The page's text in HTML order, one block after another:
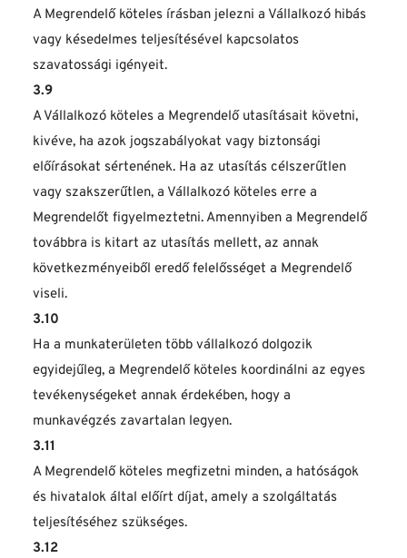
A Megrendelő köteles írásban jelezni a Vállalkozó hibás
vagy késedelmes teljesítésével kapcsolatos
szavatossági igényeit.
3.9
A Vállalkozó köteles a Megrendelő utasításait követni,
kivéve, ha azok jogszabályokat vagy biztonsági
előírásokat sértenének. Ha az utasítás célszerűtlen
vagy szakszerűtlen, a Vállalkozó köteles erre a
Megrendelőt figyelmeztetni. Amennyiben a Megrendelő
továbbra is kitart az utasítás mellett, az annak
következményeiből eredő felelősséget a Megrendelő
viseli.
3.10
Ha a munkaterületen több vállalkozó dolgozik
egyidejűleg, a Megrendelő köteles koordinálni az egyes
tevékenységeket annak érdekében, hogy a
munkavégzés zavartalan legyen.
3.11
A Megrendelő köteles megfizetni minden, a hatóságok
és hivatalok által előírt díjat, amely a szolgáltatás
teljesítéséhez szükséges.
3.12